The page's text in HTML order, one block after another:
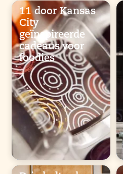
11 door Kansas
City
geïnspireerde
cadeaus voor
foodies